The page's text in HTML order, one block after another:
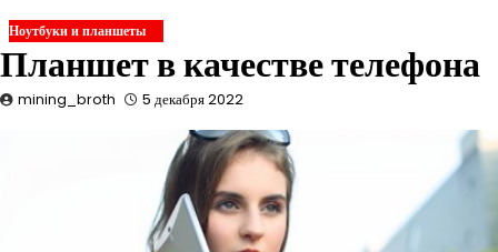
Ноутбуки и планшеты
Планшет в качестве телефона
mining_broth 5 декабря 2022